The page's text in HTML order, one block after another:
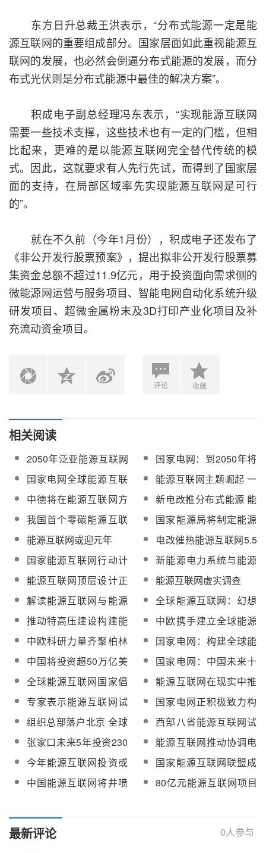
东方日升总裁王洪表示，“分布式能源一定是能
源互联网的重要组成部分。国家层面如此重视能源互
联网的发展，也必然会倒逼分布式能源的发展，而分
布式光伏则是分布式能源中最佳的解决方案”。
积成电子副总经理冯东表示，“实现能源互联网
需要一些技术支撑，这些技术也有一定的门槛，但相
比起来，更难的是以能源互联网完全替代传统的模
式。因此，这就要求有人先行先试，而得到了国家层
面的支持，在局部区域率先实现能源互联网是可行
的”。
就在不久前（今年1月份），积成电子还发布了
《非公开发行股票预案》，提出拟非公开发行股票募
集资金总额不超过11.9亿元，用于投资面向需求侧的
微能源网运营与服务项目、智能电网自动化系统升级
研发项目、超微金属粉末及3D打印产业化项目及补
充流动资金项目。
评论 收藏
相关阅读
2050年泛亚能源互联网
络预想
国家电网：到2050年将
基本建成全球能源互联
网
国家电网全球能源互联
网概念走出国门
能源互联网主题崛起 一
片蓝海
中德将在能源互联网方
面展开创新合作
新电改推分布式能源 能
源互联网概念崛起
我国首个零碳能源互联
网片区落户河北
国家能源局将制定能源
互联网行动计划
能源互联网或迎元年
电改催热能源互联网5.5
万亿蓝海市场
国家能源互联网行动计
划年内出台
新能源电力系统与能源
互联网的对接与整合
能源互联网顶层设计正
在收官
能源互联网虚实调查
解读能源互联网与能源
革命
全球能源互联网：幻想
还是现实
推动特高压建设构建能
源互联网 特变电工等五
股利好
中欧携手建立全球能源
互联网 2050年清洁能源
将占80%
中欧科研力量齐聚柏林
推动全球能源互联网创
新发展
国家电网：构建全球能
源互联网 促西部清洁能
源消纳
中国将投资超50万亿美
元构建全球能源互联网
国家电网：中国未来十
年发展全球能源互联网
正逢其时
全球能源互联网国家倡
议奏响中国声音
能源互联网在现实中推
行还面临层层困难
专家表示能源互联网试
点工程近期即将列出
国家电网正积极致力构
建全球能源互联网
组织总部落户北京 全球
能源互联网迈出实质性
步伐
西部八省能源互联网试
点项目近期启动
张家口未来5年投资230
亿元 打造能源互联网样
板间
能源互联网推动协调电
力市场资源配置
今年能源互联网投资或
将超400亿
国家能源互联网联盟成
立 未来5年增长率将维
持18.5%
中国能源互联网将井喷
80亿元能源互联网项目
最新评论 0人参与